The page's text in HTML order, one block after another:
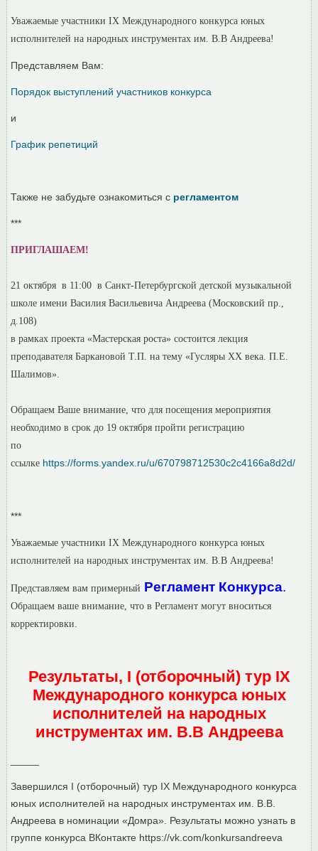
Уважаемые участники IX Международного конкурса юных
исполнителей на народных инструментах им. В.В Андреева!
Представляем Вам:
Порядок выступлений участников конкурса
и
График репетиций
Также не забудьте ознакомиться с регламентом
***
ПРИГЛАШАЕМ!
21 октября в 11:00 в Санкт-Петербургской детской музыкальной
школе имени Василия Васильевича Андреева (Московский пр.,
д.108)
в рамках проекта «Мастерская роста» состоится лекция
преподавателя Баркановой Т.П. на тему «Гусляры ХХ века. П.Е.
Шалимов».
Обращаем Ваше внимание, что для посещения мероприятия
необходимо в срок до 19 октября пройти регистрацию
по
ссылке https://forms.yandex.ru/u/670798712530c2c4166a8d2d/
***
Уважаемые участники IX Международного конкурса юных
исполнителей на народных инструментах им. В.В Андреева!
Представляем вам примерный Регламент Конкурса.
Обращаем ваше внимание, что в Регламент могут вноситься
корректировки.
Результаты, I (отборочный) тур IX
Международного конкурса юных
исполнителей на народных
инструментах им. В.В Андреева
Завершился I (отборочный) тур IX Международного конкурса
юных исполнителей на народных инструментах им. В.В.
Андреева в номинации «Домра». Результаты можно узнать в
группе конкурса ВКонтакте https://vk.com/konkursandreeva